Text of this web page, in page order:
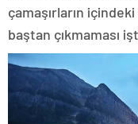
çamaşırların
baştan çıkmaması